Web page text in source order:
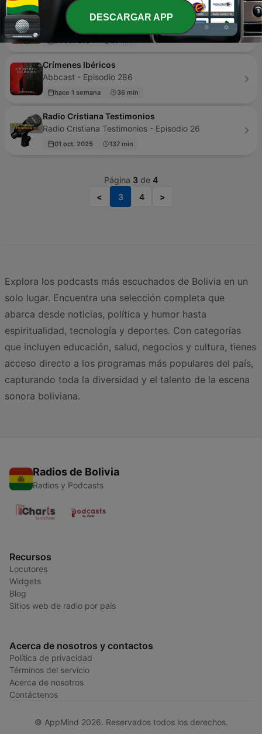
Kalimán
ramy diaz - Episodio 361
Crímenes Ibéricos
Abbcast - Episodio 286
hace 1 semana 36 min
Radio Cristiana Testimonios
Radio Cristiana Testimonios - Episodio 26
01 oct. 2025 137 min
Página 3 de 4
<
3 4 >
Explora los podcasts más escuchados de Bolivia en un
solo lugar. Encuentra una selección completa que
abarca desde noticias, política y humor hasta
espiritualidad, tecnología y deportes. Con categorías
que incluyen educación, salud, negocios y cultura, tienes
acceso directo a los programas más populares del país,
capturando toda la diversidad y el talento de la escena
sonora boliviana.
Radios de Bolivia
Radios y Podcasts
Recursos
Locutores
Widgets
Blog
Sitios web de radio por país
Acerca de nosotros y contactos
Política de privacidad
Términos del servicio
Acerca de nosotros
Contáctenos
© AppMind 2026. Reservados todos los derechos.
DESCARGAR APP